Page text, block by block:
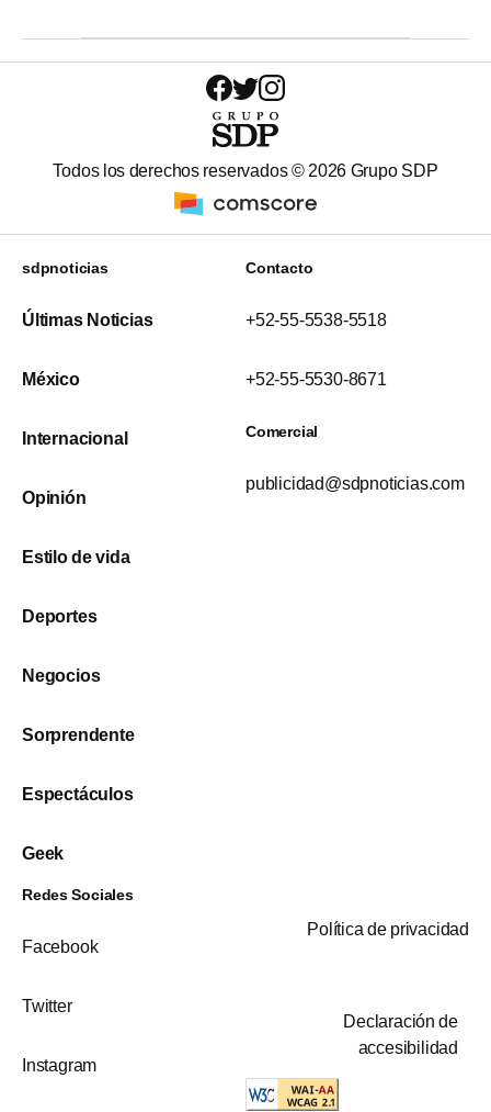
Todos los derechos reservados © 2026 Grupo SDP
sdpnoticias
Últimas Noticias
México
Internacional
Opinión
Estilo de vida
Deportes
Negocios
Sorprendente
Espectáculos
Geek
Contacto
+52-55-5538-5518
+52-55-5530-8671
Comercial
publicidad@sdpnoticias.com
Redes Sociales
Facebook
Twitter
Instagram
Política de privacidad
Declaración de
accesibilidad